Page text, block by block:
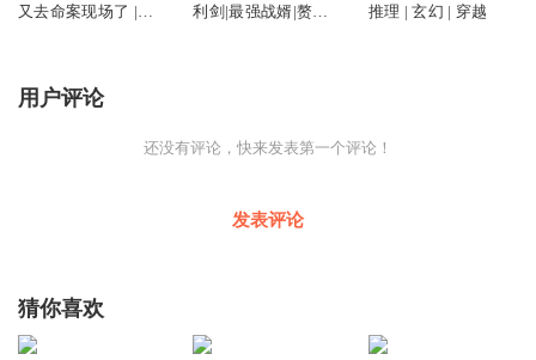
又去命案现场了 |民
利剑|最强战婿|赘婿|
推理 | 玄幻 | 穿越
用户评论
还没有评论，快来发表第一个评论！
发表评论
猜你喜欢